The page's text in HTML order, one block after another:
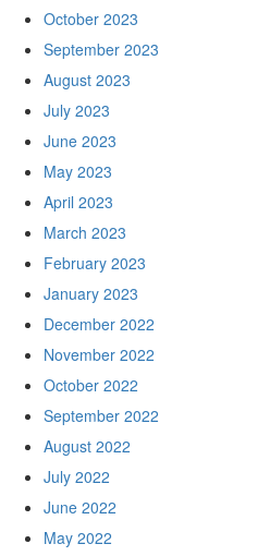
October 2023
September 2023
August 2023
July 2023
June 2023
May 2023
April 2023
March 2023
February 2023
January 2023
December 2022
November 2022
October 2022
September 2022
August 2022
July 2022
June 2022
May 2022